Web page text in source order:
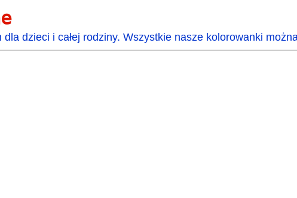
dzieci i całej rodziny. Wszystkie nasze kolorowanki